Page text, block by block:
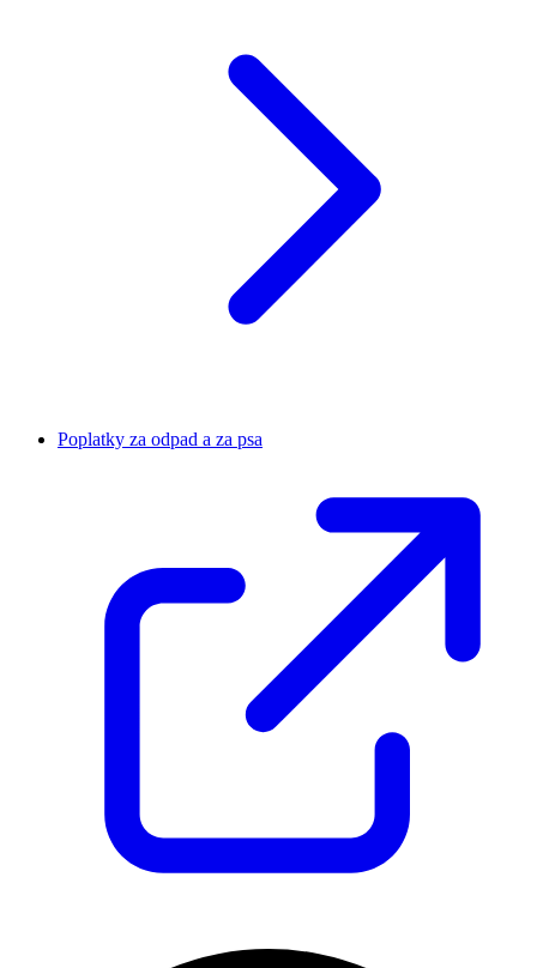
Poplatky za odpad a za psa